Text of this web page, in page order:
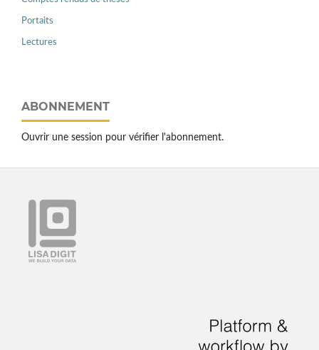
Portaits
Lectures
ABONNEMENT
Ouvrir une session pour vérifier l'abonnement.